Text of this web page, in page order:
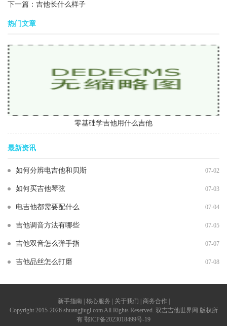
下一篇： 吉他长什么样子
热门文章
零基础学吉他用什么吉他
最新资讯
如何分辨电吉他和贝斯 07-02
如何买吉他琴弦 07-03
电吉他都需要配什么 07-04
吉他调音方法有哪些 07-05
吉他双音怎么弹手指 07-07
吉他品丝怎么打磨 07-08
新手指南 | 核心服务 | 关于我们 | 商务合作 |
Copyright 2015-2026 shuangjiugl.com All Rights Reserved. 双吉吉他世界网 版权所
有 鄂ICP备2023018499号-19